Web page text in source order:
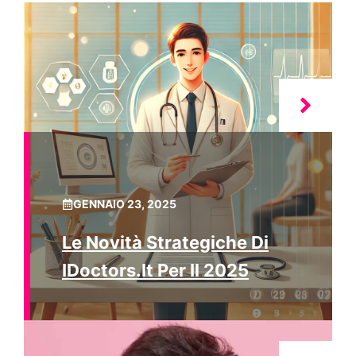
GENNAIO 23, 2025
Le Novità Strategiche Di
IDoctors.it Per Il 2025